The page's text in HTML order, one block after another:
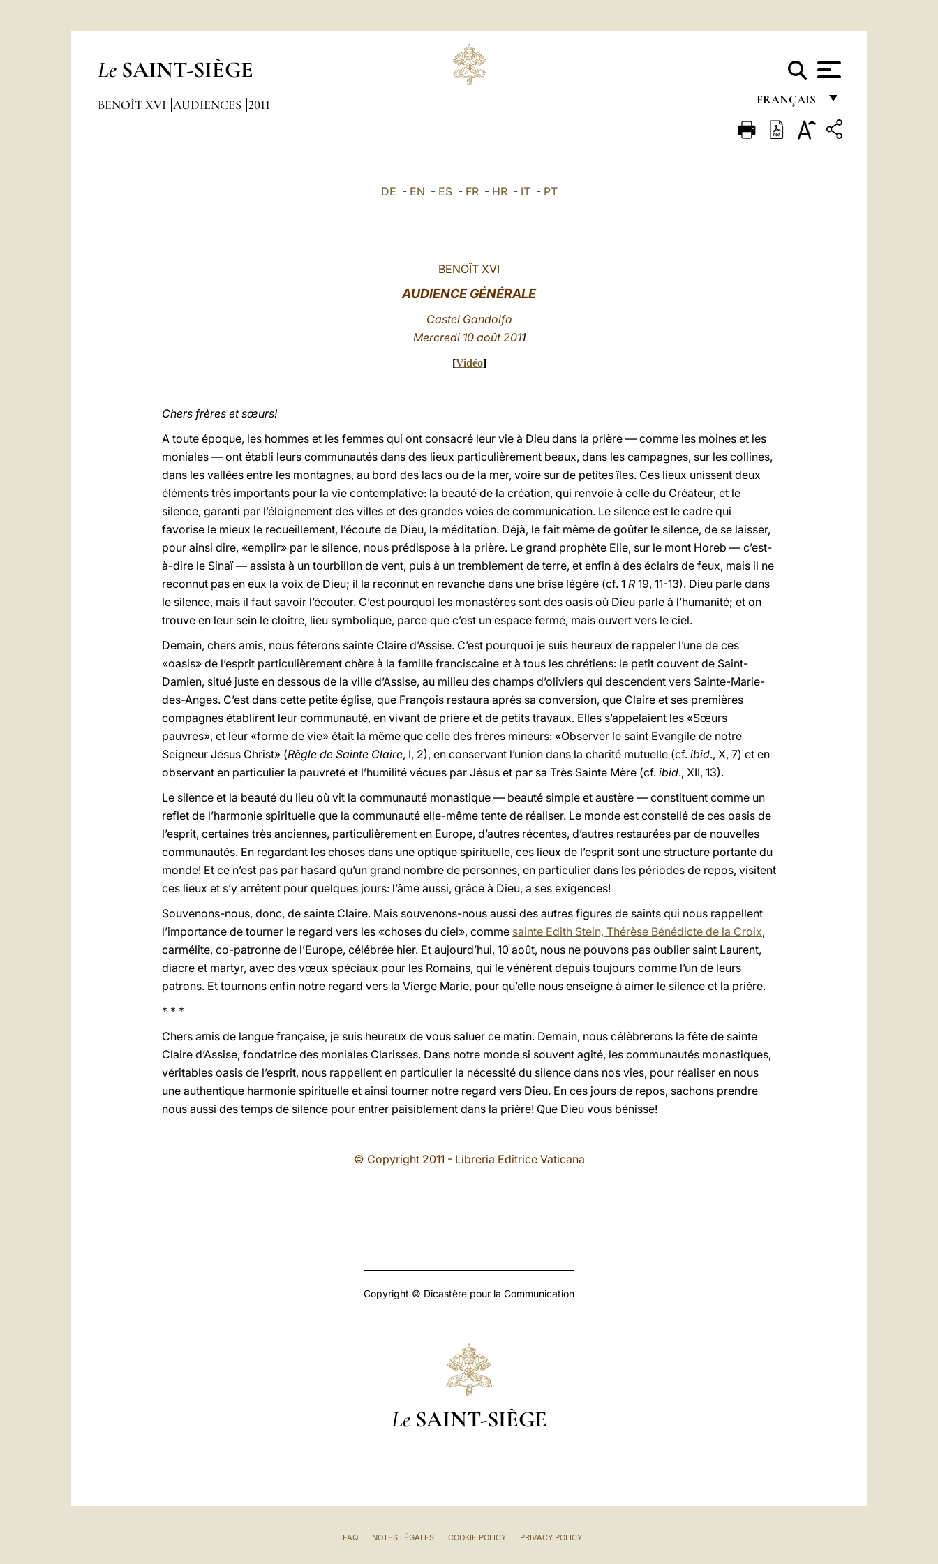
Le SAINT-SIÈGE
FRANÇAIS
FRANÇAIS
BENOÎT XVI AUDIENCES 2011
DE - EN - ES- FR- HR- IT- PT
BENOÎT XVI
AUDIENCE GÉNÉRALE
Castel Gandolfo
Mercredi 10 août 2011
[Vidéo]
Chers frères et sœurs!
A toute époque, les hommes et les femmes qui ont consacré leur vie à Dieu dans la prière — comme les moines et les
moniales — ont établi leurs communautés dans des lieux particulièrement beaux, dans les campagnes, sur les collines,
dans les vallées entre les montagnes, au bord des lacs ou de la mer, voire sur de petites îles. Ces lieux unissent deux
éléments très importants pour la vie contemplative: la beauté de la création, qui renvoie à celle du Créateur, et le
silence, garanti par l’éloignement des villes et des grandes voies de communication. Le silence est le cadre qui
favorise le mieux le recueillement, l’écoute de Dieu, la méditation. Déjà, le fait même de goûter le silence, de se laisser,
pour ainsi dire, «emplir» par le silence, nous prédispose à la prière. Le grand prophète Elie, sur le mont Horeb — c’est-
à-dire le Sinaï — assista à un tourbillon de vent, puis à un tremblement de terre, et enfin à des éclairs de feux, mais il ne
reconnut pas en eux la voix de Dieu; il la reconnut en revanche dans une brise légère (cf. 1 R 19, 11-13). Dieu parle dans
le silence, mais il faut savoir l’écouter. C’est pourquoi les monastères sont des oasis où Dieu parle à l’humanité; et on
trouve en leur sein le cloître, lieu symbolique, parce que c’est un espace fermé, mais ouvert vers le ciel.
Demain, chers amis, nous fêterons sainte Claire d’Assise. C’est pourquoi je suis heureux de rappeler l’une de ces
«oasis» de l’esprit particulièrement chère à la famille franciscaine et à tous les chrétiens: le petit couvent de Saint-
Damien, situé juste en dessous de la ville d’Assise, au milieu des champs d’oliviers qui descendent vers Sainte-Marie-
des-Anges. C’est dans cette petite église, que François restaura après sa conversion, que Claire et ses premières
compagnes établirent leur communauté, en vivant de prière et de petits travaux. Elles s’appelaient les «Sœurs
pauvres», et leur «forme de vie» était la même que celle des frères mineurs: «Observer le saint Evangile de notre
Seigneur Jésus Christ» (Règle de Sainte Claire, I, 2), en conservant l’union dans la charité mutuelle (cf. ibid., X, 7) et en
observant en particulier la pauvreté et l’humilité vécues par Jésus et par sa Très Sainte Mère (cf. ibid., XII, 13).
Le silence et la beauté du lieu où vit la communauté monastique — beauté simple et austère — constituent comme un
reflet de l’harmonie spirituelle que la communauté elle-même tente de réaliser. Le monde est constellé de ces oasis de
l’esprit, certaines très anciennes, particulièrement en Europe, d’autres récentes, d’autres restaurées par de nouvelles
communautés. En regardant les choses dans une optique spirituelle, ces lieux de l’esprit sont une structure portante du
monde! Et ce n’est pas par hasard qu’un grand nombre de personnes, en particulier dans les périodes de repos, visitent
ces lieux et s’y arrêtent pour quelques jours: l’âme aussi, grâce à Dieu, a ses exigences!
Souvenons-nous, donc, de sainte Claire. Mais souvenons-nous aussi des autres figures de saints qui nous rappellent
l’importance de tourner le regard vers les «choses du ciel», comme sainte Edith Stein, Thérèse Bénédicte de la Croix,
carmélite, co-patronne de l’Europe, célébrée hier. Et aujourd’hui, 10 août, nous ne pouvons pas oublier saint Laurent,
diacre et martyr, avec des vœux spéciaux pour les Romains, qui le vénèrent depuis toujours comme l’un de leurs
patrons. Et tournons enfin notre regard vers la Vierge Marie, pour qu’elle nous enseigne à aimer le silence et la prière.
* * *
Chers amis de langue française, je suis heureux de vous saluer ce matin. Demain, nous célèbrerons la fête de sainte
Claire d’Assise, fondatrice des moniales Clarisses. Dans notre monde si souvent agité, les communautés monastiques,
véritables oasis de l’esprit, nous rappellent en particulier la nécessité du silence dans nos vies, pour réaliser en nous
une authentique harmonie spirituelle et ainsi tourner notre regard vers Dieu. En ces jours de repos, sachons prendre
nous aussi des temps de silence pour entrer paisiblement dans la prière! Que Dieu vous bénisse!
© Copyright 2011 - Libreria Editrice Vaticana
Copyright © Dicastère pour la Communication
Le SAINT-SIÈGE
FAQ NOTES LÉGALES COOKIE POLICY PRIVACY POLICY